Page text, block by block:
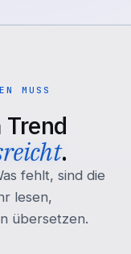
MUSS
.
fehlt, sind die
lesen,
übersetzen.